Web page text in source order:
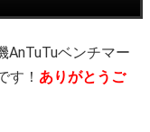
AnTuTuベンチマー
す！ ありがとうご